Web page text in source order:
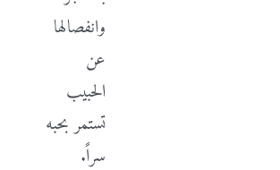
وانفصالها
عن
الحبيب
تستمر بحبه
سراً.